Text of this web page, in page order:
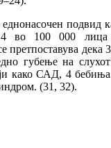
подвид
4 во 100 000
претпоставува дека
губење на
како САД, 4
(31, 32).